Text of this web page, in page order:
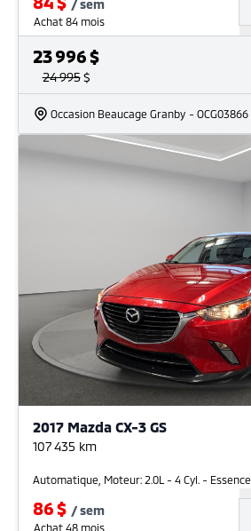
/sem
Achat 84 mois
23 996$
24 995$
Occasion Beaucage Granby - OCG03866
2017 Mazda CX-3 GS
107 435 km
Automatique, Moteur: 2.0L - 4 Cyl. - Essence
86$ /sem
Achat 48 mois